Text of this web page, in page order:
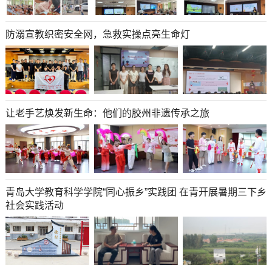
防溺宣教织密安全网，急救实操点亮生命灯
让老手艺焕发新生命：他们的胶州非遗传承之旅
青岛大学教育科学学院“同心振乡”实践团 在青开展暑期三下乡
社会实践活动